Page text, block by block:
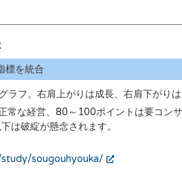
標を統合
ラフ。右肩上がりは成長、右肩下がりは
常な経営、80～100ポイントは要コン
は破綻が懸念されます。
sougouhyouka/